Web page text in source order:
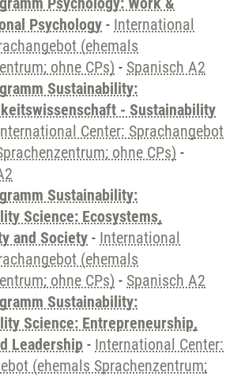
Psychology - International
(ehemals
ohne CPs) - Spanisch A2
Sustainability:
- Sustainability
Center: Sprachangebot
ohne CPs) -
Sustainability:
Science: Ecosystems,
and Society - International
(ehemals
ohne CPs) - Spanisch A2
Sustainability:
Science: Entrepreneurship,
Leadership - International Center:
(ehemals Sprachenzentrum;